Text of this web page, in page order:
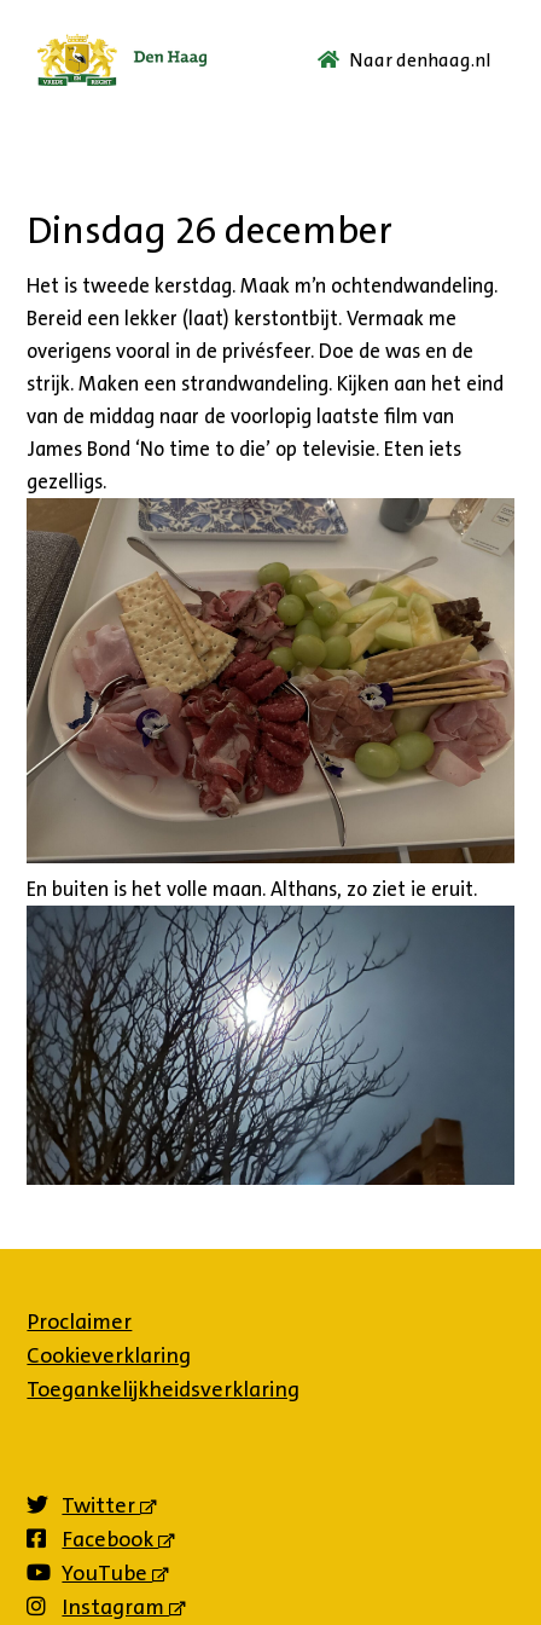
Ga
Naar denhaag.nl
Dinsdag 26 december
Het is tweede kerstdag. Maak m’n ochtendwandeling.
Bereid een lekker (laat) kerstontbijt. Vermaak me
overigens vooral in de privésfeer. Doe de was en de
strijk. Maken een strandwandeling. Kijken aan het eind
van de middag naar de voorlopig laatste film van
James Bond ‘No time to die’ op televisie. Eten iets
gezelligs.
En buiten is het volle maan. Althans, zo ziet ie eruit.
Proclaimer
Cookieverklaring
Toegankelijkheidsverklaring
Twitter
(externe
Facebook
(externe
YouTube
(externe
Instagram
(externe